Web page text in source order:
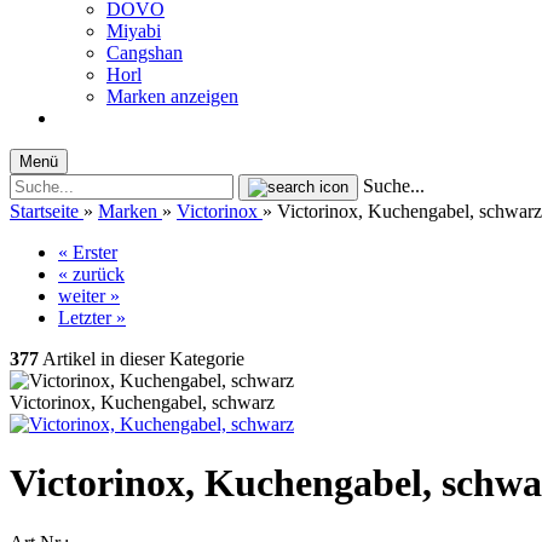
DOVO
Miyabi
Cangshan
Horl
Marken anzeigen
Menü
Suche...
Startseite » Marken » Victorinox » Victorinox, Kuchengabel, schwarz
« Erster
« zurück
weiter »
Letzter »
377 Artikel in dieser Kategorie
Victorinox, Kuchengabel, schwarz
Victorinox, Kuchengabel,